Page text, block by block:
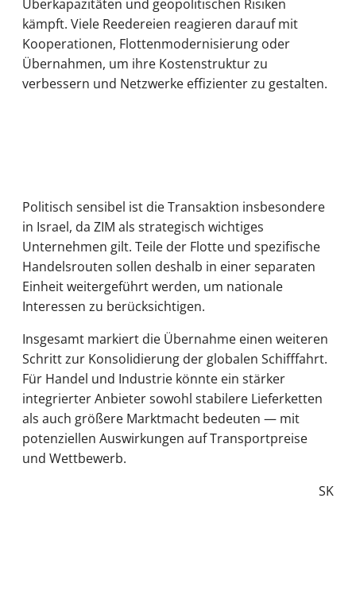
Überkapazitäten und geopolitischen Risiken
kämpft. Viele Reedereien reagieren darauf mit
Kooperationen, Flottenmodernisierung oder
Übernahmen, um ihre Kostenstruktur zu
verbessern und Netzwerke effizienter zu gestalten.
Politisch sensibel ist die Transaktion insbesondere
in Israel, da ZIM als strategisch wichtiges
Unternehmen gilt. Teile der Flotte und spezifische
Handelsrouten sollen deshalb in einer separaten
Einheit weitergeführt werden, um nationale
Interessen zu berücksichtigen.
Insgesamt markiert die Übernahme einen weiteren
Schritt zur Konsolidierung der globalen Schifffahrt.
Für Handel und Industrie könnte ein stärker
integrierter Anbieter sowohl stabilere Lieferketten
als auch größere Marktmacht bedeuten — mit
potenziellen Auswirkungen auf Transportpreise
und Wettbewerb.
SK